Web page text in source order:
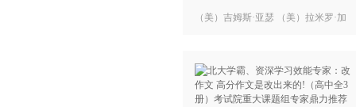
（美）吉姆斯·亚瑟 （美）拉米罗·加